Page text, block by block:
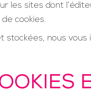
les sites dont
cookies.
nous vous